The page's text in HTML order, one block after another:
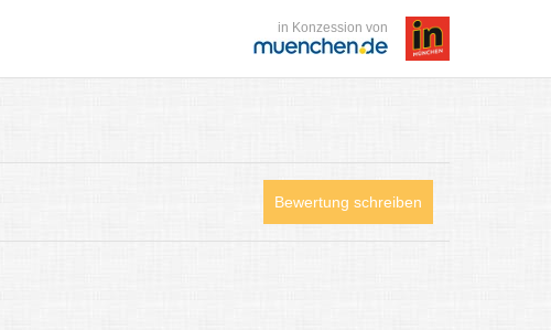
in Konzession von
Bewertung schreiben